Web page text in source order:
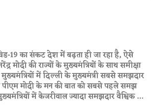
19 का संकट देश में बढ़ता ही जा रहा है, ऐसे
मोदी की राज्यों के मुख्यमंत्रियों के साथ समीक्षा
में दिल्ली के मुख्यमंत्री सबसे समझदार
मोदी के मन की बात को सबसे पहले समझ
में केजरीवाल ज्यादा समझदार वैश्विक …